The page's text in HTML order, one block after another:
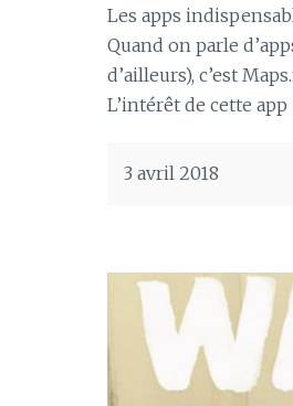
Les apps
Quand on parle
d’ailleurs), c’est
L’intérêt de cette app
3 avril 2018